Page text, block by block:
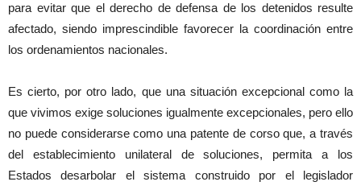
para evitar que el derecho de defensa de los detenidos resulte
afectado, siendo imprescindible favorecer la coordinación entre
los ordenamientos nacionales.
Es cierto, por otro lado, que una situación excepcional como la
que vivimos exige soluciones igualmente excepcionales, pero ello
no puede considerarse como una patente de corso que, a través
del establecimiento unilateral de soluciones, permita a los
Estados desarbolar el sistema construido por el legislador